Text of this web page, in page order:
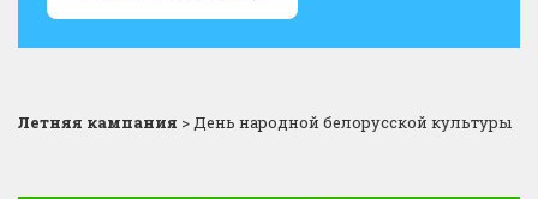
Летняя кампания >День народной белорусской культуры